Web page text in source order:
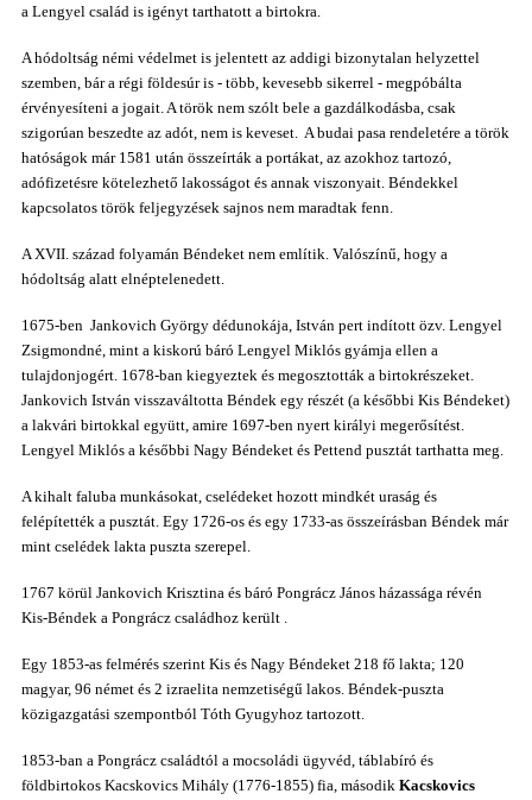
a Lengyel család is igényt tarthatott a birtokra.
A hódoltság némi védelmet is jelentett az addigi bizonytalan helyzettel
szemben, bár a régi földesúr is - több, kevesebb sikerrel - megpóbálta
érvényesíteni a jogait.A török nem szólt bele a gazdálkodásba, csak
szigorúan beszedte az adót, nem is keveset. A budai pasa rendeletére a török
hatóságok már 1581 után összeírták a portákat, az azokhoz tartozó,
adófizetésre kötelezhető lakosságot és annak viszonyait. Béndekkel
kapcsolatos török feljegyzések sajnos nem maradtak fenn.
A XVII. század folyamán Béndeket nem említik. Valószínű, hogy a
hódoltság alatt elnéptelenedett.
1675-ben Jankovich György dédunokája, István pert indított özv. Lengyel
Zsigmondné, mint a kiskorú báró Lengyel Miklós gyámja ellen a
tulajdonjogért. 1678-ban kiegyeztek és megosztották a birtokrészeket.
Jankovich István visszaváltotta Béndek egy részét (a későbbi Kis Béndeket)
a lakvári birtokkal együtt, amire 1697-ben nyert királyi megerősítést.
Lengyel Miklós a későbbi Nagy Béndeket és Pettend pusztát tarthatta meg.
A kihalt faluba munkásokat, cselédeket hozott mindkét uraság és
felépítették a pusztát. Egy 1726-os és egy 1733-as összeírásban Béndek már
mint cselédek lakta puszta szerepel.
1767 körül Jankovich Krisztina és báró Pongrácz János házassága révén
Kis-Béndek a Pongrácz családhoz került .
Egy 1853-as felmérés szerint Kis és Nagy Béndeket 218 fő lakta; 120
magyar, 96 német és 2 izraelita nemzetiségű lakos. Béndek-puszta
közigazgatási szempontból Tóth Gyugyhoz tartozott.
1853-ban a Pongrácz családtól a mocsoládi ügyvéd, táblabíró és
földbirtokos Kacskovics Mihály (1776-1855) fia, második Kacskovics